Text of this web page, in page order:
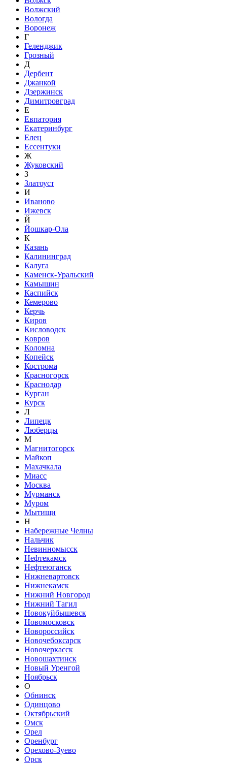
Волжский
Вологда
Воронеж
Г
Геленджик
Грозный
Д
Дербент
Джанкой
Дзержинск
Димитровград
Е
Евпатория
Екатеринбург
Елец
Ессентуки
Ж
Жуковский
З
Златоуст
И
Иваново
Ижевск
Й
Йошкар-Ола
К
Казань
Калининград
Калуга
Каменск-Уральский
Камышин
Каспийск
Кемерово
Керчь
Киров
Кисловодск
Ковров
Коломна
Копейск
Кострома
Красногорск
Краснодар
Курган
Курск
Л
Липецк
Люберцы
М
Магнитогорск
Майкоп
Махачкала
Миасс
Москва
Мурманск
Муром
Мытищи
Н
Набережные Челны
Нальчик
Невинномысск
Нефтекамск
Нефтеюганск
Нижневартовск
Нижнекамск
Нижний Новгород
Нижний Тагил
Новокуйбышевск
Новомосковск
Новороссийск
Новочебоксарск
Новочеркасск
Новошахтинск
Новый Уренгой
Ноябрьск
О
Обнинск
Одинцово
Октябрьский
Омск
Орел
Оренбург
Орехово-Зуево
Орск